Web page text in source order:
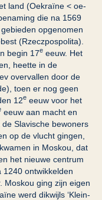
land (Oekraïne < oe-
die na 1569
opgenomen
(Rzeczpospolita).
begin 17e eeuw. Het
heette in de
overvallen door de
toen er nog geen
12eeeuw voor het
eeuw aan macht en
Slavische bewoners
op de vlucht gingen,
in Moskou, dat
het nieuwe centrum
1240 ontwikkelden
Moskou ging zijn eigen
werd dikwijls ‘Klein-